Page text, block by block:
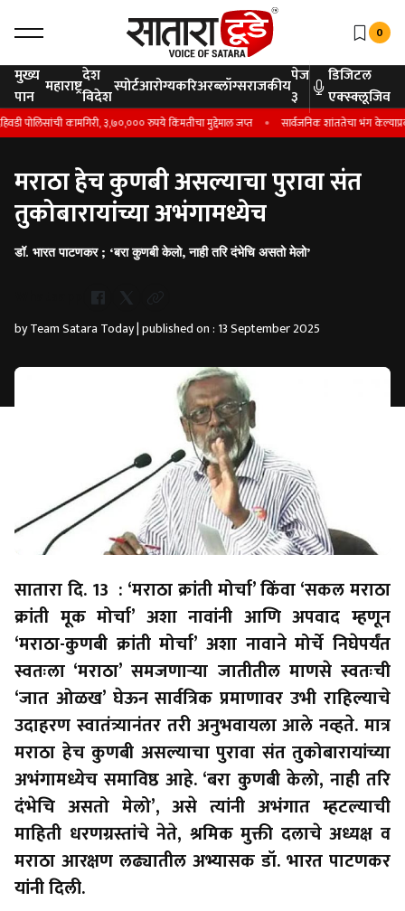
0
मुख्य
पान महाराष्ट्रदेश
विदेशस्पोर्टआरोग्यकरिअरब्लॉग्सराजकीयपेज
३
डिजिटल
एक्स्क्लूजिव
कामगिरी, ३,७०,००० रुपये किंमतीचा मुद्देमाल जप्त सार्वजनिक शांततेचा भंग
मराठा हेच कुणबी असल्याचा पुरावा संत
तुकोबारायांच्या अभंगामध्येच
डॉ. भारत पाटणकर ; ‘बरा कुणबी केलो, नाही तरि दंभेचि असतो मेलो’
by Team Satara Today | published on : 13 September 2025
सातारा दि. 13 : ‘मराठा क्रांती मोर्चा’ किंवा ‘सकल मराठा
क्रांती मूक मोर्चा’ अशा नावांनी आणि अपवाद म्हणून
‘मराठा-कुणबी क्रांती मोर्चा’ अशा नावाने मोर्चे निघेपर्यंत
स्वतःला ‘मराठा’ समजणार्‍या जातीतील माणसे स्वतःची
‘जात ओळख’ घेऊन सार्वत्रिक प्रमाणावर उभी राहिल्याचे
उदाहरण स्वातंत्र्यानंतर तरी अनुभवायला आले नव्हते. मात्र
मराठा हेच कुणबी असल्याचा पुरावा संत तुकोबारायांच्या
अभंगामध्येच समाविष्ठ आहे. ‘बरा कुणबी केलो, नाही तरि
दंभेचि असतो मेलो’, असे त्यांनी अभंगात म्हटल्याची
माहिती धरणग्रस्तांचे नेते, श्रमिक मुक्ती दलाचे अध्यक्ष व
मराठा आरक्षण लढ्यातील अभ्यासक डॉ. भारत पाटणकर
यांनी दिली.